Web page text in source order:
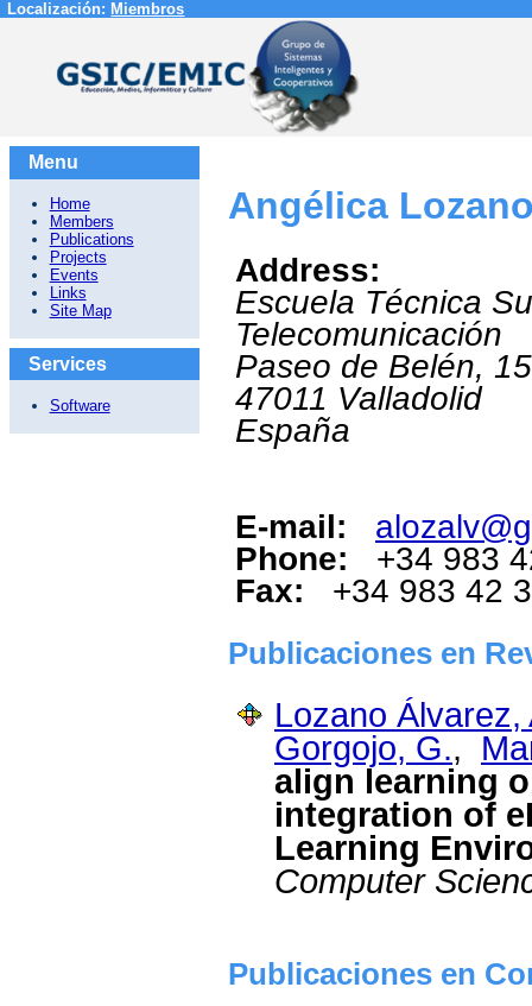
Localización: Miembros
Menu
Home
Members
Publications
Projects
Events
Links
Site Map
Services
Software
Angélica
Address:
Escuela Técnica
Telecomunicación
Paseo de Belén,
47011 Valladolid
España
E-mail:
Phone:
+34 983
Fax:
+34 983 42
Publicaciones en
Lozano Álvarez,
Gorgojo, G.,
align learning
integration of
Learning
Computer
Publicaciones en